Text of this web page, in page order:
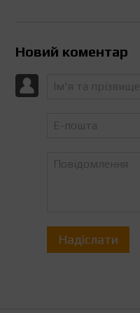
Новий коментар
Надіслати